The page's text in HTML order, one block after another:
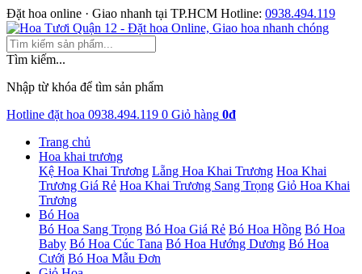
Đặt hoa online · Giao nhanh tại TP.HCM Hotline: 0938.494.119
Tìm kiếm...
Nhập từ khóa để tìm sản phẩm
Hotline đặt hoa 0938.494.119 0 Giỏ hàng 0đ
Trang chủ
Hoa khai trương
Kệ Hoa Khai Trương Lẵng Hoa Khai Trương Hoa Khai
Trương Giá Rẻ Hoa Khai Trương Sang Trọng Giỏ Hoa Khai
Trương
Bó Hoa
Bó Hoa Sang Trọng Bó Hoa Giá Rẻ Bó Hoa Hồng Bó Hoa
Baby Bó Hoa Cúc Tana Bó Hoa Hướng Dương Bó Hoa
Cưới Bó Hoa Mẫu Đơn